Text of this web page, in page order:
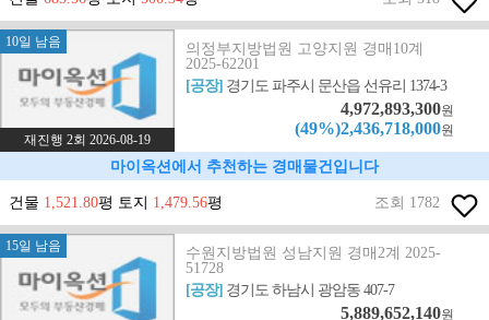
10일 남음
재진행 2회 2026-08-19
의정부지방법원 고양지원 경매10계
2025-62201
[공장] 경기도 파주시 문산읍 선유리 1374-3
4,972,893,300원
(49%)2,436,718,000원
마이옥션에서 추천하는 경매물건입니다
건물 1,521.80평 토지 1,479.56평 조회 1782
15일 남음
수원지방법원 성남지원 경매2계 2025-
51728
[공장] 경기도 하남시 광암동 407-7
5,889,652,140원